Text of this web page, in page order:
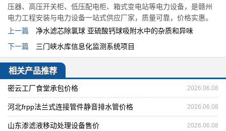
压器、高压开关柜、低压配电柜、箱式变电站等电力设备，是赣州
电力工程安装与电力设备一站式供应厂家，质量可靠，价格实惠。
上一篇 净水滤芯除氯球 亚硫酸钙球吸附水中的杂质和异味
下一篇 三门峡水库信息化监测系统项目
相关产品推荐
密云工厂食堂承包价格 2026.06.08
河北frpp法兰式连接管件静音排水管价格 2026.06.08
山东渗滤液移动处理设备售价 2026.06.08